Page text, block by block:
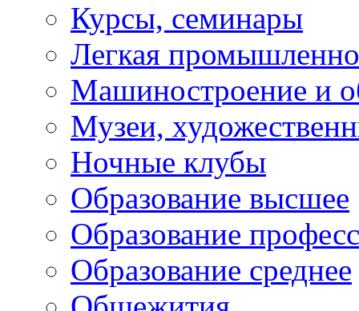
Курсы, семинары
Легкая
Машиностроение и
Музеи,
Ночные клубы
Образование высшее
Образование
Образование среднее